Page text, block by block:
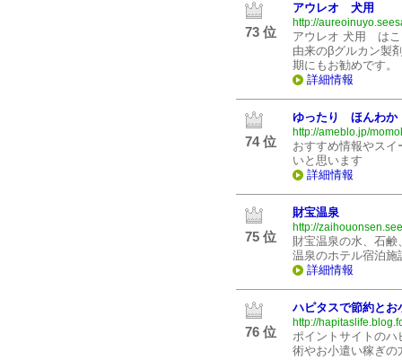
73 位
アウレオ 犬用
http://
アウレオ 犬用 はこ
由来のβグルカン製
期にもお勧めです。
詳細情報
74 位
ゆったり ほんわか
http://ameblo.jp/
おすすめ情報やス
いと思います
詳細情報
75 位
財宝温泉
http://
財宝温泉の水、石
温泉のホテル宿泊施
詳細情報
76 位
ハピタスで節約とお
http://
ポイントサイトのハ
術やお小遣い稼ぎ